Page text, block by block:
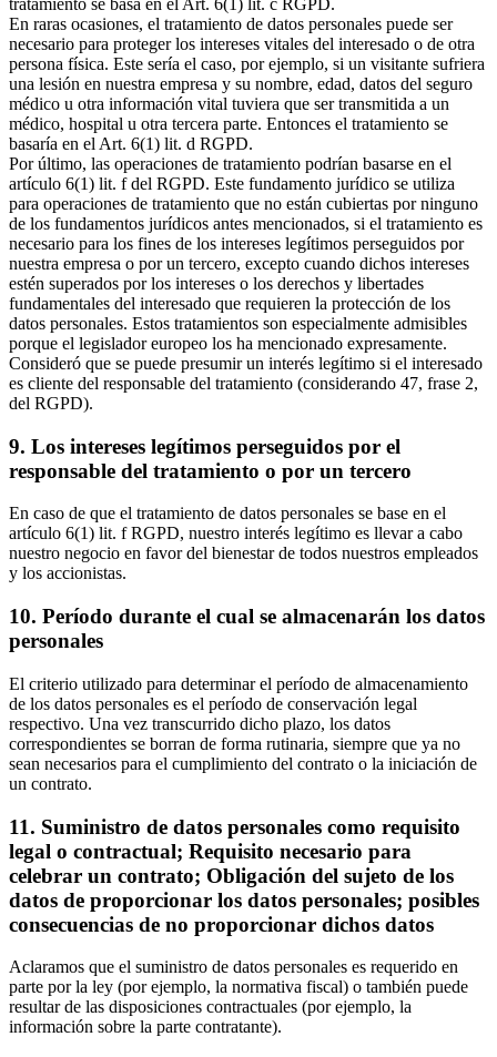
tratamiento se basa en el Art. 6(1) lit. c RGPD.
En raras ocasiones, el tratamiento de datos personales puede ser
necesario para proteger los intereses vitales del interesado o de otra
persona física. Este sería el caso, por ejemplo, si un visitante sufriera
una lesión en nuestra empresa y su nombre, edad, datos del seguro
médico u otra información vital tuviera que ser transmitida a un
médico, hospital u otra tercera parte. Entonces el tratamiento se
basaría en el Art. 6(1) lit. d RGPD.
Por último, las operaciones de tratamiento podrían basarse en el
artículo 6(1) lit. f del RGPD. Este fundamento jurídico se utiliza
para operaciones de tratamiento que no están cubiertas por ninguno
de los fundamentos jurídicos antes mencionados, si el tratamiento es
necesario para los fines de los intereses legítimos perseguidos por
nuestra empresa o por un tercero, excepto cuando dichos intereses
estén superados por los intereses o los derechos y libertades
fundamentales del interesado que requieren la protección de los
datos personales. Estos tratamientos son especialmente admisibles
porque el legislador europeo los ha mencionado expresamente.
Consideró que se puede presumir un interés legítimo si el interesado
es cliente del responsable del tratamiento (considerando 47, frase 2,
del RGPD).
9. Los intereses legítimos perseguidos por el
responsable del tratamiento o por un tercero
En caso de que el tratamiento de datos personales se base en el
artículo 6(1) lit. f RGPD, nuestro interés legítimo es llevar a cabo
nuestro negocio en favor del bienestar de todos nuestros empleados
y los accionistas.
10. Período durante el cual se almacenarán los datos
personales
El criterio utilizado para determinar el período de almacenamiento
de los datos personales es el período de conservación legal
respectivo. Una vez transcurrido dicho plazo, los datos
correspondientes se borran de forma rutinaria, siempre que ya no
sean necesarios para el cumplimiento del contrato o la iniciación de
un contrato.
11. Suministro de datos personales como requisito
legal o contractual; Requisito necesario para
celebrar un contrato; Obligación del sujeto de los
datos de proporcionar los datos personales; posibles
consecuencias de no proporcionar dichos datos
Aclaramos que el suministro de datos personales es requerido en
parte por la ley (por ejemplo, la normativa fiscal) o también puede
resultar de las disposiciones contractuales (por ejemplo, la
información sobre la parte contratante).